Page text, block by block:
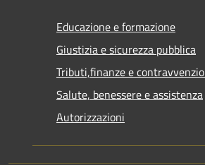
Educazione e formazione
Giustizia e sicurezza pubblica
Tributi,finanze e
Salute, benessere e assistenza
Autorizzazioni